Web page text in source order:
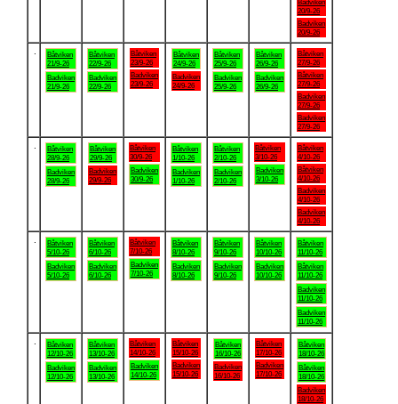
Badviken
20/9-26
Badviken
20/9-26
Båtviken
21/9-26
Badviken
21/9-26
Båtviken
22/9-26
Badviken
22/9-26
Båtviken
23/9-26
Badviken
23/9-26
Båtviken
24/9-26
Badviken
24/9-26
Båtviken
25/9-26
Badviken
25/9-26
Båtviken
26/9-26
Badviken
26/9-26
Båtviken
27/9-26
Båtviken
27/9-26
Badviken
27/9-26
Badviken
27/9-26
Båtviken
28/9-26
Badviken
28/9-26
Båtviken
29/9-26
Badviken
29/9-26
Båtviken
30/9-26
Badviken
30/9-26
Båtviken
1/10-26
Badviken
1/10-26
Båtviken
2/10-26
Badviken
2/10-26
Båtviken
3/10-26
Badviken
3/10-26
Båtviken
4/10-26
Båtviken
4/10-26
Badviken
4/10-26
Badviken
4/10-26
Båtviken
5/10-26
Badviken
5/10-26
Båtviken
6/10-26
Badviken
6/10-26
Båtviken
7/10-26
Badviken
7/10-26
Båtviken
8/10-26
Badviken
8/10-26
Båtviken
9/10-26
Badviken
9/10-26
Båtviken
10/10-26
Badviken
10/10-26
Båtviken
11/10-26
Båtviken
11/10-26
Badviken
11/10-26
Badviken
11/10-26
Båtviken
12/10-26
Badviken
12/10-26
Båtviken
13/10-26
Badviken
13/10-26
Båtviken
14/10-26
Badviken
14/10-26
Båtviken
15/10-26
Badviken
15/10-26
Båtviken
16/10-26
Badviken
16/10-26
Båtviken
17/10-26
Badviken
17/10-26
Båtviken
18/10-26
Båtviken
18/10-26
Badviken
18/10-26